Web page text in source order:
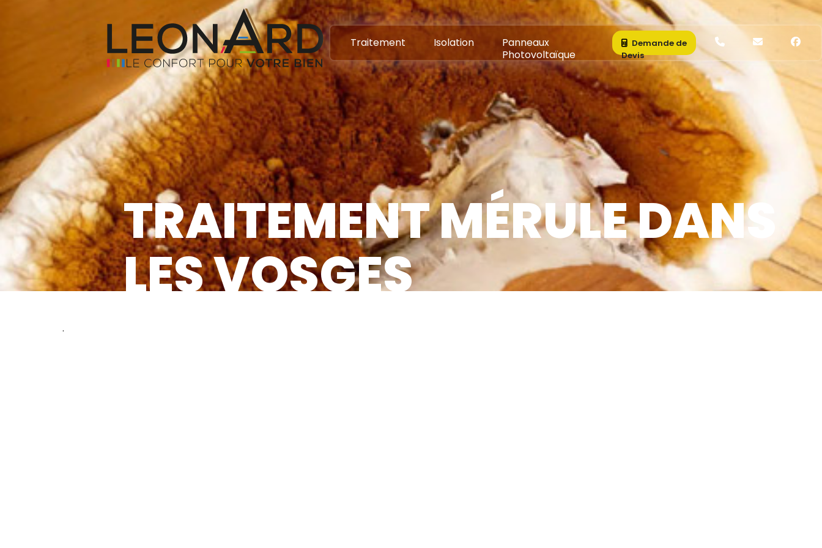
Traitement Isolation
Panneaux
Photovoltaïque
Demande de
Devis
TRAITEMENT MÉRULE DANS
LES VOSGES
.